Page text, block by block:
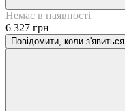
Немає в наявності
6 327 грн
Повідомити, коли з'явиться